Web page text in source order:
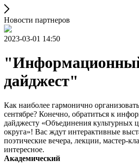
Новости партнеров
2023-03-01 14:50
дайджест"
Как наиболее гармонично
сентябре? Конечно, обратиться к
дайджесту «Объединения культурных
округа»! Вас ждут интерактивные
поэтические вечера, лекции, мастер-
интересное.
Академический